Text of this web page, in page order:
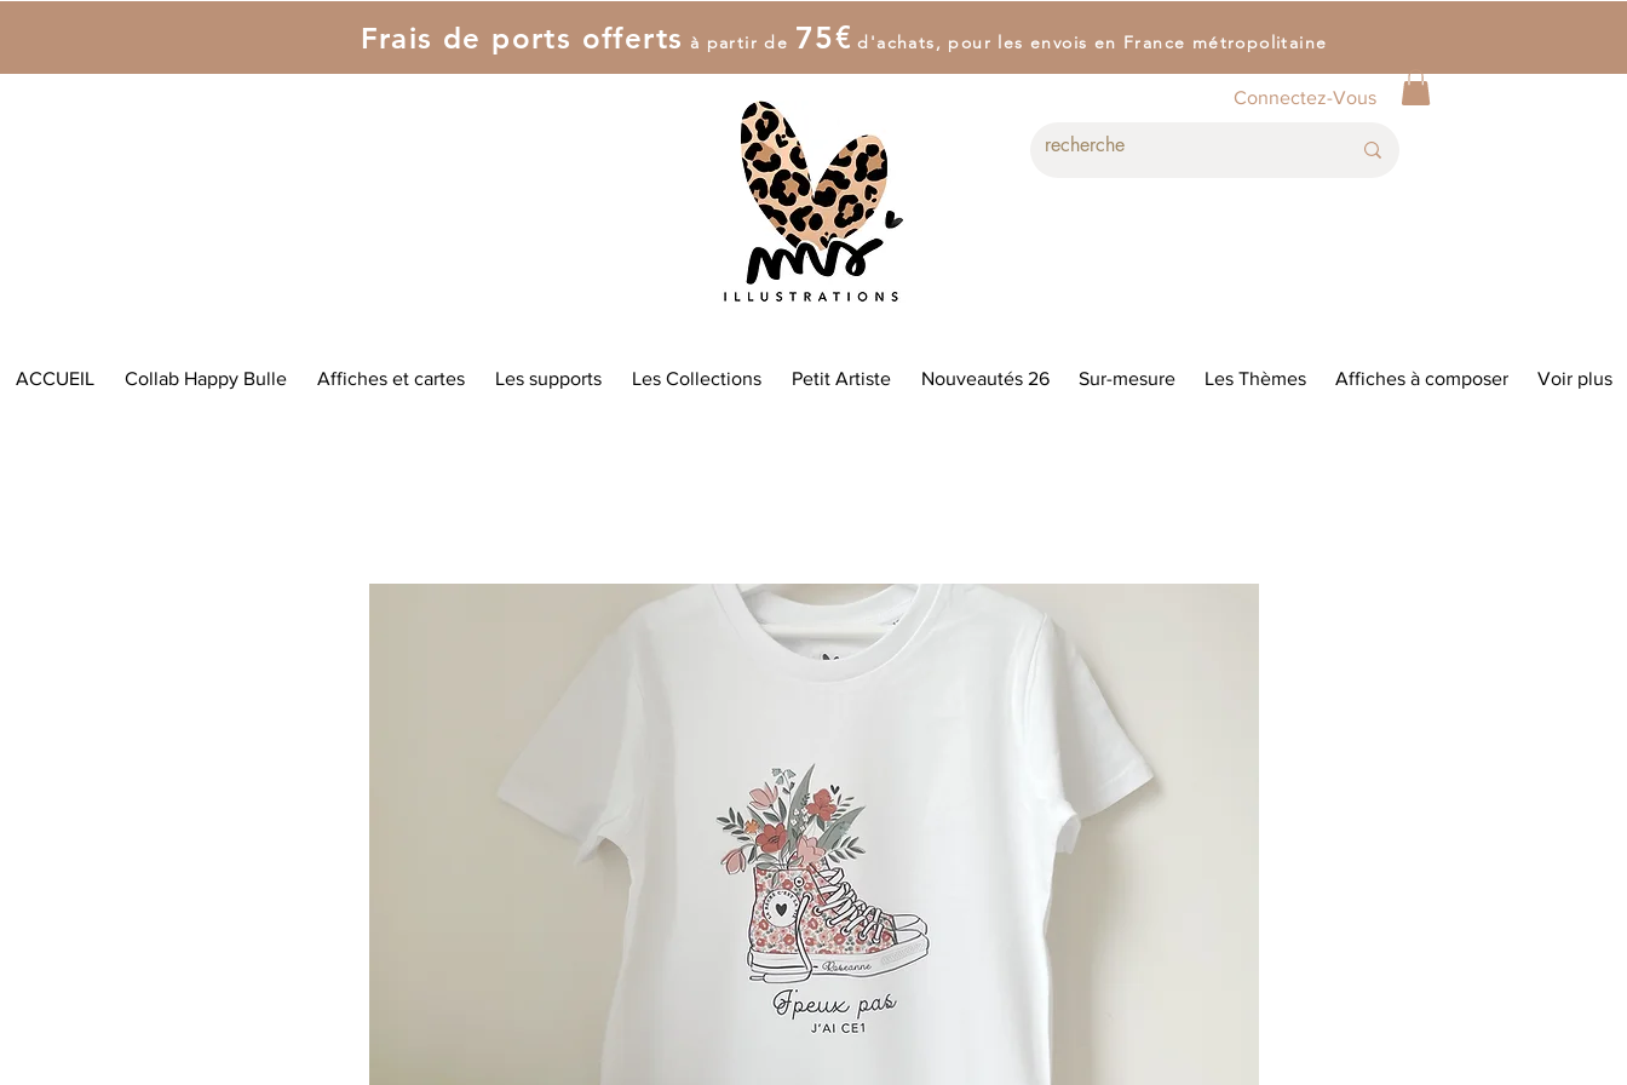
Frais de ports offerts à partir de 75€ d'achats, pour les envois en France métropolitaine
Connectez-Vous
ACCUEIL Collab Happy Bulle Affiches et cartes Les supports Les Collections Petit Artiste Nouveautés 26 Sur-mesure Les Thèmes Affiches à composer Voir plus